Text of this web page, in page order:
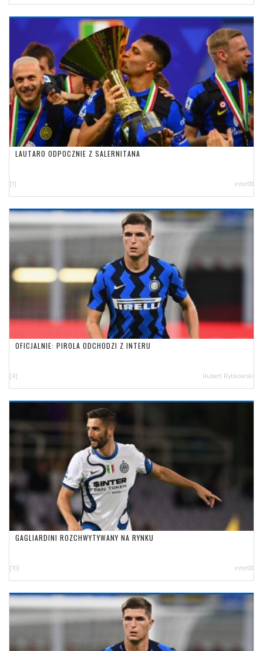
LAUTARO ODPOCZNIE Z SALERNITANA
[1] inter00
OFICJALNIE: PIROLA ODCHODZI Z INTERU
[4] Hubert Rybkowski
GAGLIARDINI ROZCHWYTYWANY NA RYNKU
[10] inter00